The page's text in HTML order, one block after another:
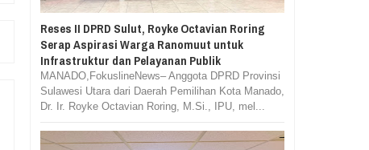
Reses II DPRD Sulut, Royke Octavian Roring
Serap Aspirasi Warga Ranomuut untuk
Infrastruktur dan Pelayanan Publik
MANADO,FokuslineNews– Anggota DPRD Provinsi
Sulawesi Utara dari Daerah Pemilihan Kota Manado,
Dr. Ir. Royke Octavian Roring, M.Si., IPU, mel...